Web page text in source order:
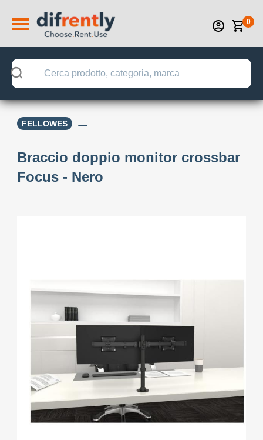
0
FELLOWES
Braccio doppio monitor crossbar
Focus - Nero